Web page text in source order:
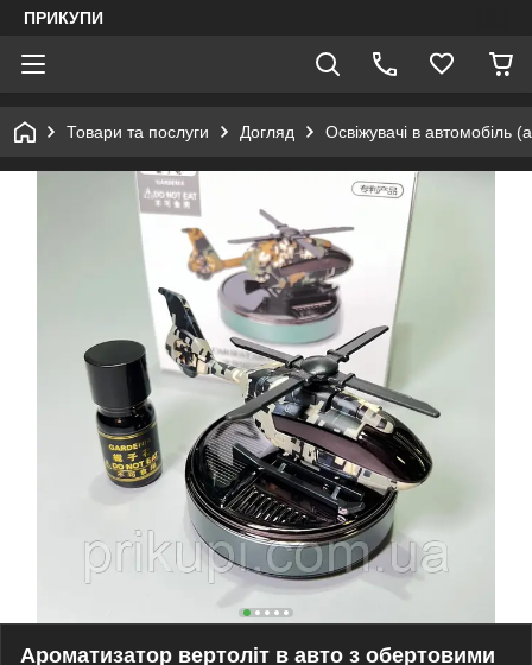
ПРИКУПИ
Товари та послуги Догляд Освіжувачі в автомобіль
Ароматизатор вертоліт в авто з обертовими